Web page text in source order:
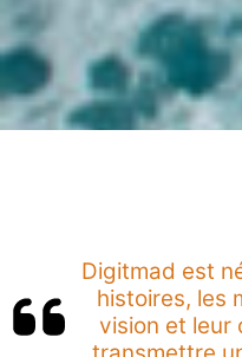
Digitmad est
histoires, les
vision et leur